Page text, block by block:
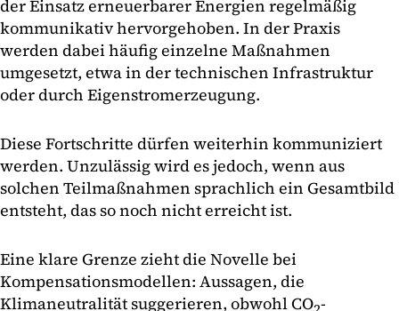
der Einsatz erneuerbarer Energien regelmäßig
kommunikativ hervorgehoben. In der Praxis
werden dabei häufig einzelne Maßnahmen
umgesetzt, etwa in der technischen Infrastruktur
oder durch Eigenstromerzeugung.
Diese Fortschritte dürfen weiterhin kommuniziert
werden. Unzulässig wird es jedoch, wenn aus
solchen Teilmaßnahmen sprachlich ein Gesamtbild
entsteht, das so noch nicht erreicht ist.
Eine klare Grenze zieht die Novelle bei
Kompensationsmodellen: Aussagen, die
Klimaneutralität suggerieren, obwohl CO -